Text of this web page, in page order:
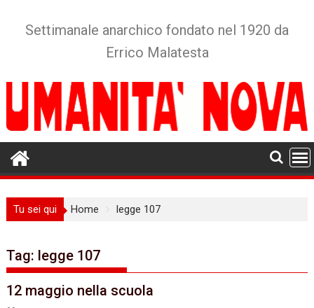
Settimanale anarchico fondato nel 1920 da
Errico Malatesta
Tu sei qui Home legge 107
Tag: legge 107
12 maggio nella scuola